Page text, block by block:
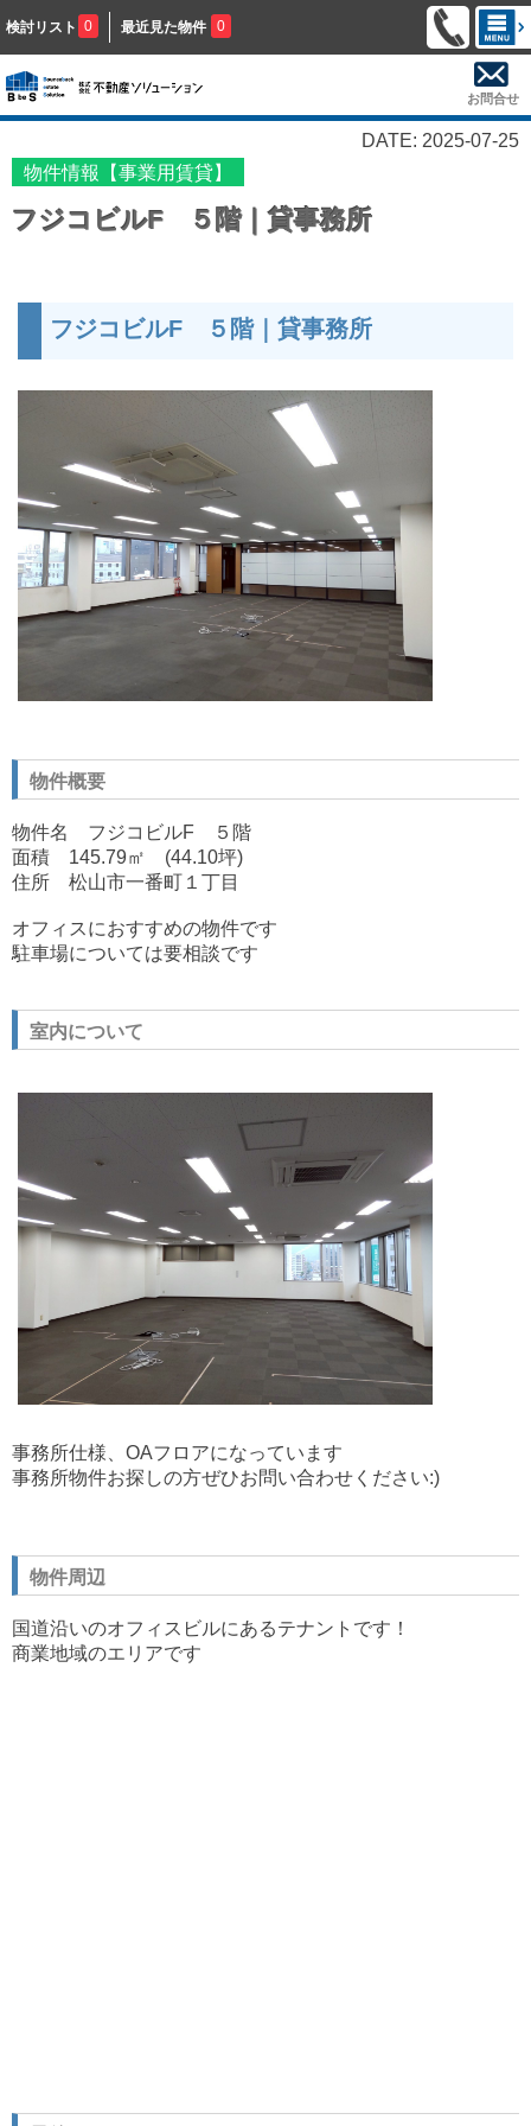
検討リスト 0 最近見た物件 0
お問合せ
DATE: 2025-07-25
物件情報【事業用賃貸】
フジコビルF ５階｜貸事務所
フジコビルF ５階｜貸事務所
物件概要
物件名 フジコビルF ５階
面積 145.79㎡ (44.10坪)
住所 松山市一番町１丁目
オフィスにおすすめの物件です
駐車場については要相談です
室内について
事務所仕様、OAフロアになっています
事務所物件お探しの方ぜひお問い合わせください:)
物件周辺
国道沿いのオフィスビルにあるテナントです！
商業地域のエリアです